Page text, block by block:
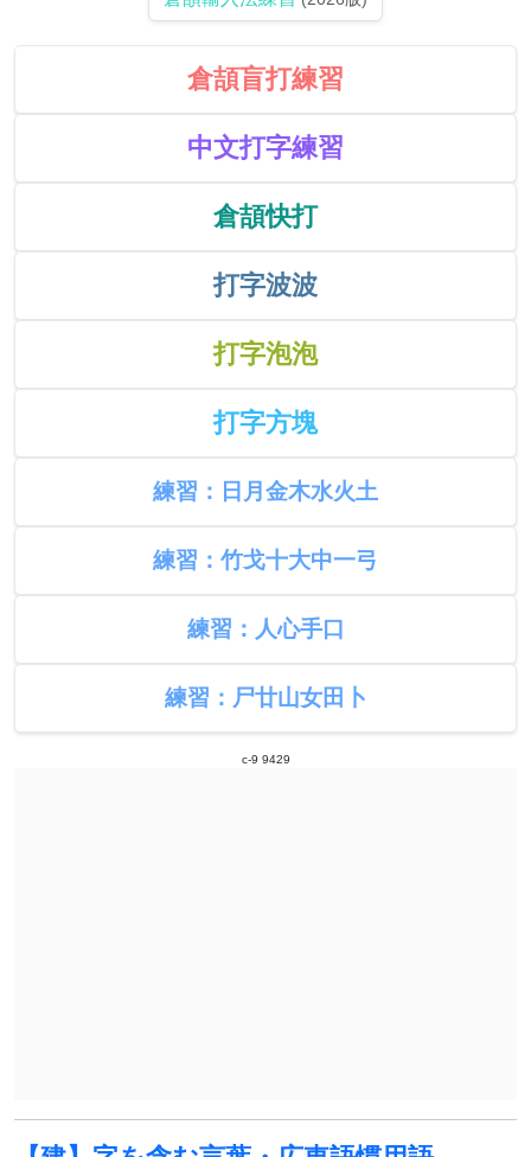
倉頡盲打練習
中文打字練習
倉頡快打
打字波波
打字泡泡
打字方塊
練習：日月金木水火土
練習：竹戈十大中一弓
練習：人心手口
練習：尸廿山女田卜
c-9 9429